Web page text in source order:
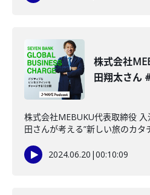
株式会社
田翔太さん
株式会社MEBUKU代表取締役
田さんが考える”新しい旅のカタ
2024.06.20 |00:10:09